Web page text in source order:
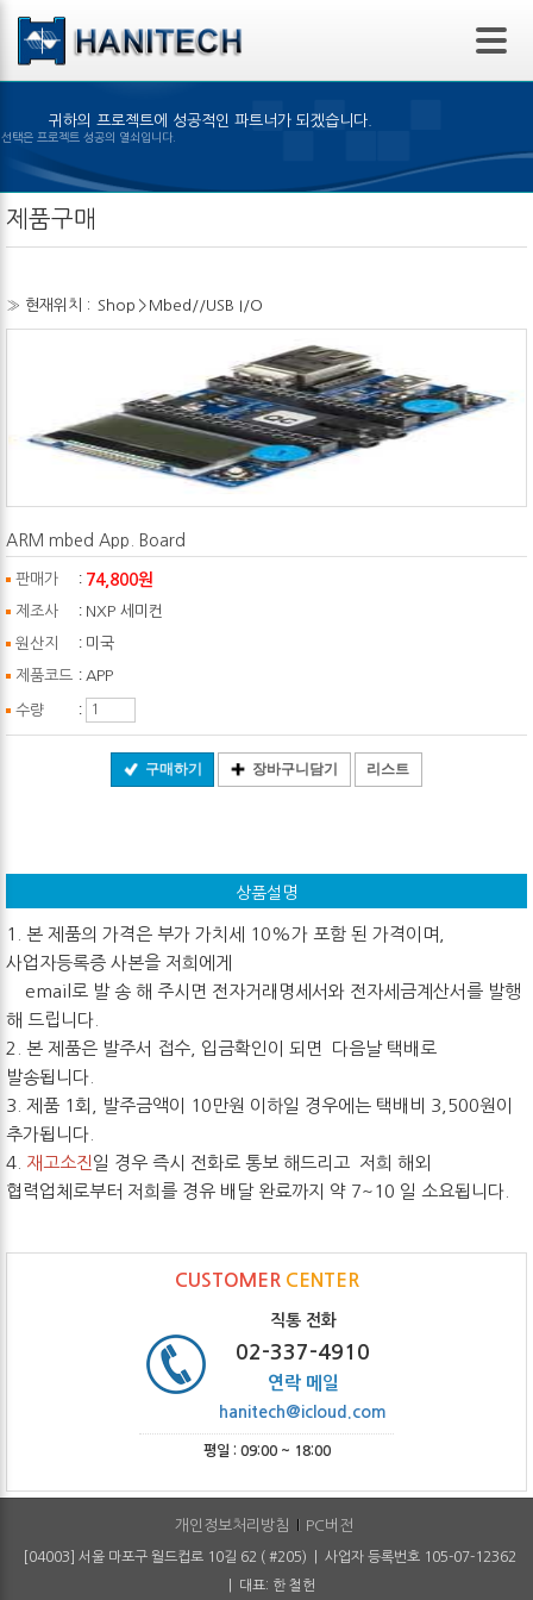
본문 바로가기
귀하의 프로젝트에 성공적인 파트너가 되겠습니다.
제품의 선택은 프로젝트 성공의 열쇠입니다.
제품구매
» 현재위치 : Shop > Mbed//USB I/O
ARM mbed App. Board
판매가 : 74,800원
제조사 : NXP 세미컨
원산지 : 미국
제품코드 : APP
수량 :
구매하기 장바구니담기 리스트
상품설명
1. 본 제품의 가격은 부가 가치세 10%가 포함 된 가격이며,
사업자등록증 사본을 저희에게
email로 발 송 해 주시면 전자거래명세서와 전자세금계산서를 발행
해 드립니다.
2. 본 제품은 발주서 접수, 입금확인이 되면 다음날 택배로
발송됩니다.
3. 제품 1회, 발주금액이 10만원 이하일 경우에는 택배비 3,500원이
추가됩니다.
4. 재고소진 일 경우 즉시 전화로 통보 해드리고 저희 해외
협력업체로부터 저희를 경유 배달 완료까지 약 7~10 일 소요됩니다.
CUSTOMER CENTER
직통 전화
02-337-4910
연락 메일
hanitech@icloud.com
평일 : 09:00 ~ 18:00
개인정보처리방침 PC버전
[04003] 서울 마포구 월드컵로 10길 62 ( #205) | 사업자 등록번호 105-07-12362
| 대표: 한 철헌